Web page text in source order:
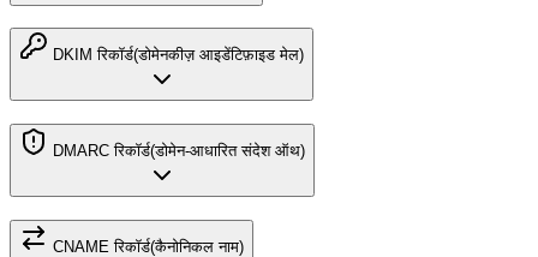
DKIM रिकॉर्ड(डोमेनकीज़ आइडेंटिफ़ाइड मेल)
DMARC रिकॉर्ड(डोमेन-आधारित संदेश ऑथ)
CNAME रिकॉर्ड(कैनोनिकल नाम)